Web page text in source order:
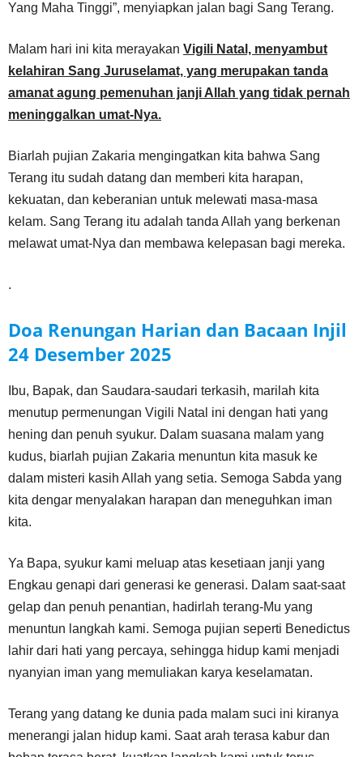
Yang Maha Tinggi”, menyiapkan jalan bagi Sang Terang.
Malam hari ini kita merayakan Vigili Natal, menyambut
kelahiran Sang Juruselamat, yang merupakan tanda
amanat agung pemenuhan janji Allah yang tidak pernah
meninggalkan umat-Nya.
Biarlah pujian Zakaria mengingatkan kita bahwa Sang
Terang itu sudah datang dan memberi kita harapan,
kekuatan, dan keberanian untuk melewati masa-masa
kelam. Sang Terang itu adalah tanda Allah yang berkenan
melawat umat-Nya dan membawa kelepasan bagi mereka.
.
Doa Renungan Harian dan Bacaan Injil
24 Desember 2025
Ibu, Bapak, dan Saudara-saudari terkasih, marilah kita
menutup permenungan Vigili Natal ini dengan hati yang
hening dan penuh syukur. Dalam suasana malam yang
kudus, biarlah pujian Zakaria menuntun kita masuk ke
dalam misteri kasih Allah yang setia. Semoga Sabda yang
kita dengar menyalakan harapan dan meneguhkan iman
kita.
Ya Bapa, syukur kami meluap atas kesetiaan janji yang
Engkau genapi dari generasi ke generasi. Dalam saat-saat
gelap dan penuh penantian, hadirlah terang-Mu yang
menuntun langkah kami. Semoga pujian seperti Benedictus
lahir dari hati yang percaya, sehingga hidup kami menjadi
nyanyian iman yang memuliakan karya keselamatan.
Terang yang datang ke dunia pada malam suci ini kiranya
menerangi jalan hidup kami. Saat arah terasa kabur dan